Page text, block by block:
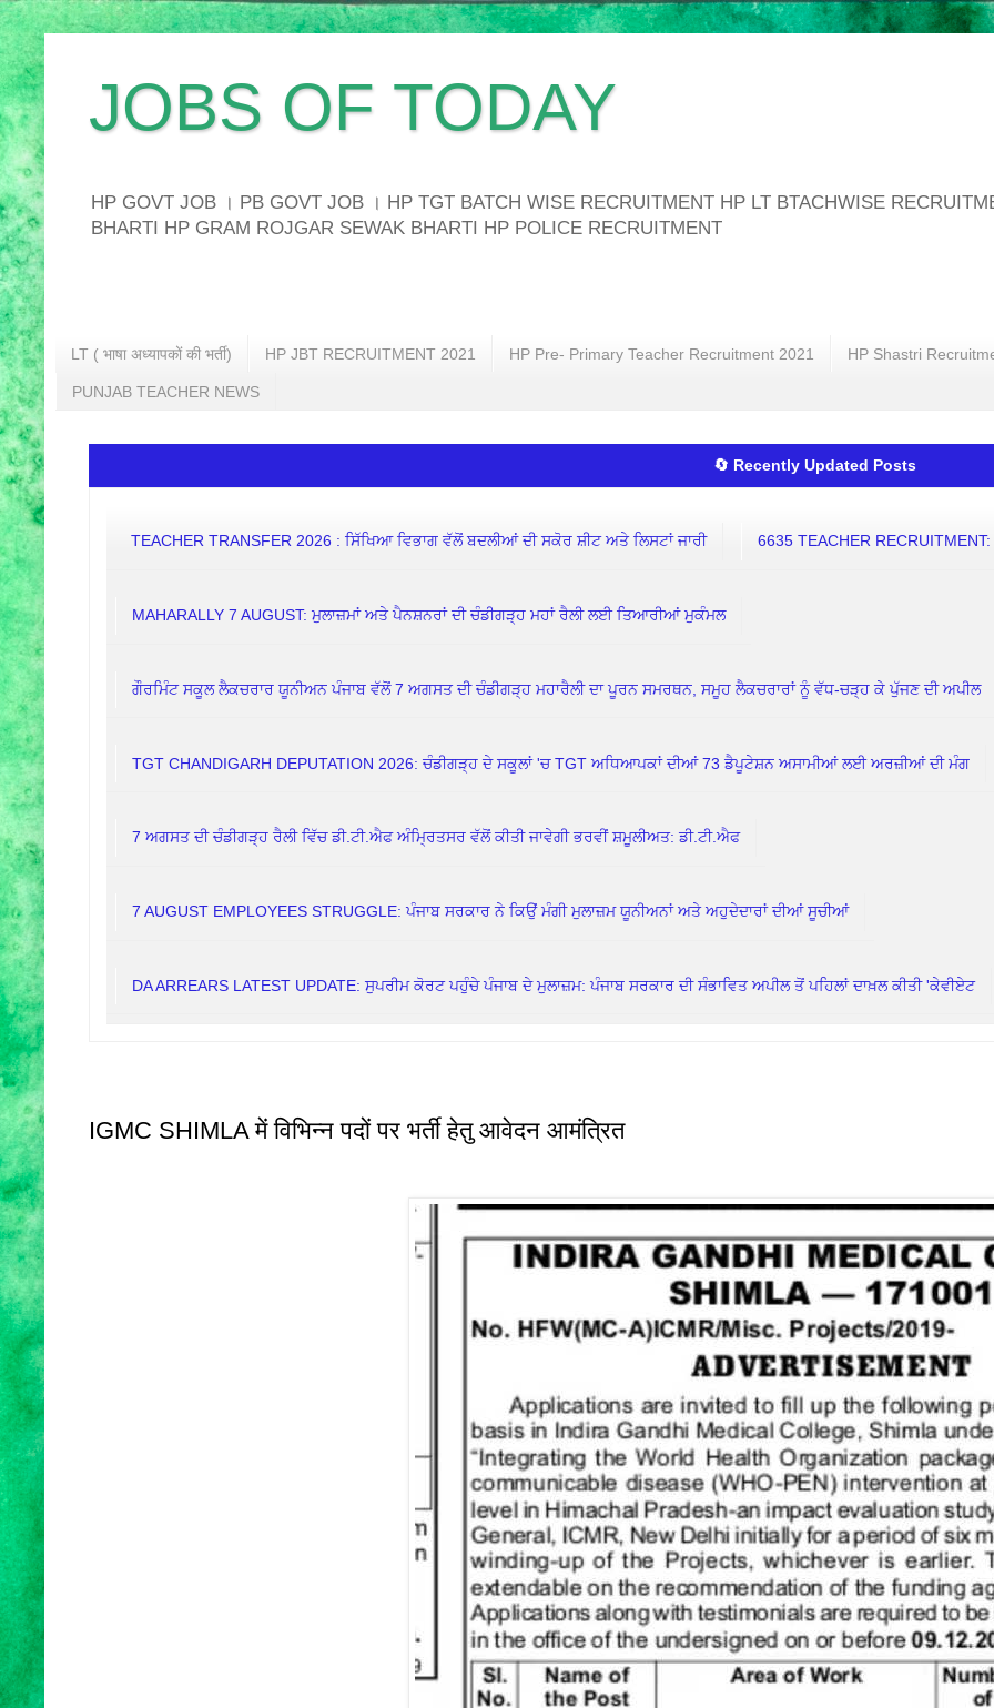
JOBS OF TODAY
HP GOVT JOB । PB GOVT JOB । HP TGT BATCH WISE RECRUITMENT HP LT BTACHWISE
BHARTI HP GRAM ROJGAR SEWAK BHARTI HP POLICE RECRUITMENT
LT ( भाषा अध्यापकों की भर्ती) HP JBT RECRUITMENT 2021 HP Pre- Primary Teacher Recruitment 2021 HP Shastri
PUNJAB TEACHER NEWS
🔄 Recently Updated Posts
TEACHER TRANSFER 2026 : ਸਿੱਖਿਆ ਵਿਭਾਗ ਵੱਲੋਂ ਬਦਲੀਆਂ ਦੀ ਸਕੋਰ ਸ਼ੀਟ ਅਤੇ ਲਿਸਟਾਂ ਜਾਰੀ 6635 TEACHER
MAHARALLY 7 AUGUST: ਮੁਲਾਜ਼ਮਾਂ ਅਤੇ ਪੈਨਸ਼ਨਰਾਂ ਦੀ ਚੰਡੀਗੜ੍ਹ ਮਹਾਂ ਰੈਲੀ ਲਈ ਤਿਆਰੀਆਂ ਮੁਕੰਮਲ
ਗੌਰਮਿੰਟ ਸਕੂਲ ਲੈਕਚਰਾਰ ਯੂਨੀਅਨ ਪੰਜਾਬ ਵੱਲੋਂ 7 ਅਗਸਤ ਦੀ ਚੰਡੀਗੜ੍ਹ ਮਹਾਰੈਲੀ ਦਾ ਪੂਰਨ ਸਮਰਥਨ, ਸਮੂਹ ਲੈਕਚਰਾਰਾਂ ਨੂੰ ਵੱਧ-ਚੜ੍ਹ ਕੇ ਪੁੱਜਣ ਦੀ ਅਪੀਲ
TGT CHANDIGARH DEPUTATION 2026: ਚੰਡੀਗੜ੍ਹ ਦੇ ਸਕੂਲਾਂ 'ਚ TGT ਅਧਿਆਪਕਾਂ ਦੀਆਂ 73 ਡੈਪੂਟੇਸ਼ਨ ਅਸਾਮੀਆਂ ਲਈ ਅਰਜ਼ੀਆਂ ਦੀ ਮੰਗ
7 ਅਗਸਤ ਦੀ ਚੰਡੀਗੜ੍ਹ ਰੈਲੀ ਵਿੱਚ ਡੀ.ਟੀ.ਐਫ ਅੰਮ੍ਰਿਤਸਰ ਵੱਲੋਂ ਕੀਤੀ ਜਾਵੇਗੀ ਭਰਵੀਂ ਸ਼ਮੂਲੀਅਤ: ਡੀ.ਟੀ.ਐਫ
7 AUGUST EMPLOYEES STRUGGLE: ਪੰਜਾਬ ਸਰਕਾਰ ਨੇ ਕਿਉਂ ਮੰਗੀ ਮੁਲਾਜ਼ਮ ਯੂਨੀਅਨਾਂ ਅਤੇ ਅਹੁਦੇਦਾਰਾਂ ਦੀਆਂ ਸੂਚੀਆਂ
DA ARREARS LATEST UPDATE: ਸੁਪਰੀਮ ਕੋਰਟ ਪਹੁੰਚੇ ਪੰਜਾਬ ਦੇ ਮੁਲਾਜ਼ਮ: ਪੰਜਾਬ ਸਰਕਾਰ ਦੀ ਸੰਭਾਵਿਤ ਅਪੀਲ ਤੋਂ ਪਹਿਲਾਂ ਦਾਖ਼ਲ ਕੀਤੀ 'ਕੇਵੀਏਟ
IGMC SHIMLA में विभिन्न पदों पर भर्ती हेतु आवेदन आमंत्रित